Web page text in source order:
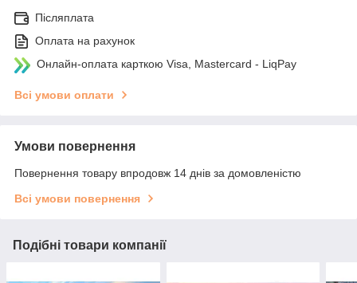
Післяплата
Оплата на рахунок
Онлайн-оплата карткою Visa, Mastercard - LiqPay
Всі умови оплати
Умови повернення
Повернення товару впродовж 14 днів за домовленістю
Всі умови повернення
Подібні товари компанії